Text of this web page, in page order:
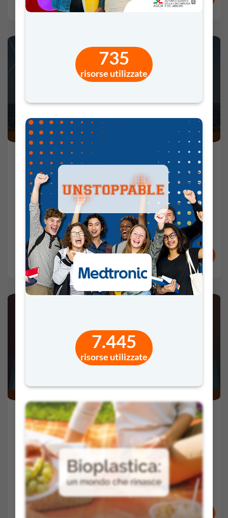
735
risorse utilizzate
7.445
risorse utilizzate
Dal Sole all’Energia – Scopri il Potere del
24 Feb 2026 -
59'
Sec. II
AMBIENTE
Partner: Sungrow
RISORSE E ATTESTATI VAI AL VIDEO
COMMENTI VOTI
Un remo contro il bullismo e cyberbullismo
6 Feb 2026 -
59'
Sec. II
FSL
Partner:
Unipol
RISORSE E ATTESTATI VAI AL VIDEO